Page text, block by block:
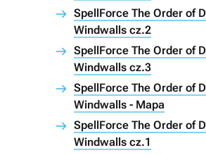
SpellForce The Order of
Windwalls cz.2
SpellForce The Order of
Windwalls cz.3
SpellForce The Order of
Windwalls - Mapa
SpellForce The Order of
Windwalls cz.1